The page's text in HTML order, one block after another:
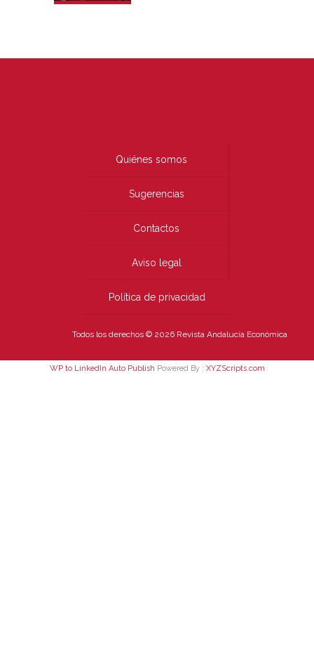
Quiénes somos
Sugerencias
Contactos
Aviso legal
Política de privacidad
Todos los derechos © 2026 Revista Andalucía Económica
WP to LinkedIn Auto Publish Powered By : XYZScripts.com